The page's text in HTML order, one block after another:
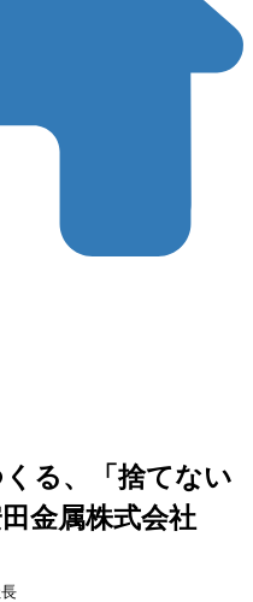
る、「捨てない
田金属株式会社